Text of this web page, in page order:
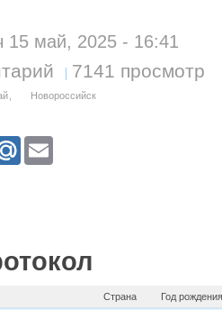
15 май, 2025 - 16:41
7141 просмотр
Новороссийск
M
Страна Год рождения